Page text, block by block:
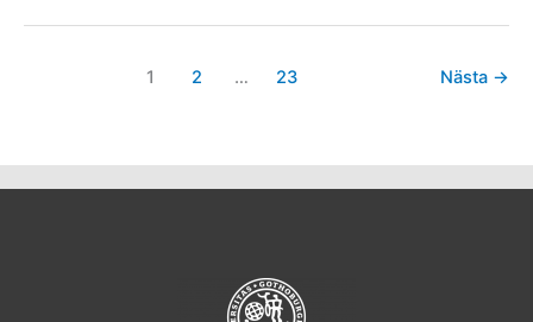
1 2 … 23 Nästa →